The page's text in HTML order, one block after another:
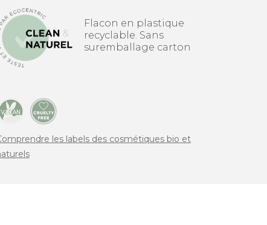
Flacon en plastique
recyclable. Sans
suremballage carton
les labels des cosmétiques bio et